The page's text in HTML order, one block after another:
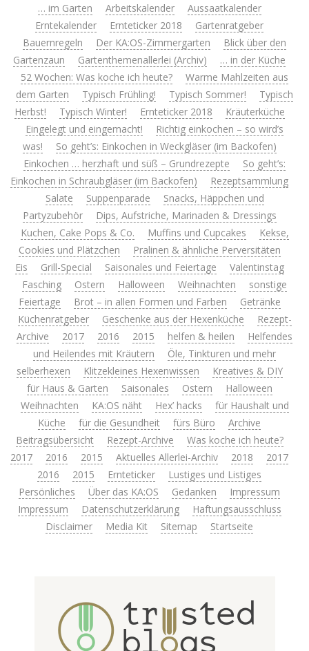
… im Garten
Arbeitskalender
Aussaatkalender
Erntekalender
Ernteticker 2018
Gartenratgeber
Bauernregeln
Der KA:OS-Zimmergarten
Blick über den
Gartenzaun
Gartenthemenallerlei (Archiv)
… in der Küche
52 Wochen: Was koche ich heute?
Warme Mahlzeiten aus
dem Garten
Typisch Frühling! Typisch Sommer!
Typisch
Herbst!
Typisch Winter! Ernteticker 2018
Kräuterküche
Eingelegt und eingemacht!
Richtig einkochen – so wird’s
was!
So geht’s: Einkochen in Weckgläser (im Backofen)
Einkochen … herzhaft und süß – Grundrezepte
So geht’s:
Einkochen in Schraubgläser (im Backofen)
Rezeptsammlung
Salate
Suppenparade
Snacks, Häppchen und
Partyzubehör
Dips, Aufstriche, Marinaden & Dressings
Kuchen, Cake Pops & Co.
Muffins und Cupcakes
Kekse,
Cookies und Plätzchen
Pralinen & ähnliche Perversitäten
Eis
Grill-Special Saisonales und Feiertage
Valentinstag
Fasching
Ostern Halloween Weihnachten
sonstige
Feiertage
Brot – in allen Formen und Farben
Getränke
Küchenratgeber
Geschenke aus der Hexenküche
Rezept-
Archive
2017 2016 2015 helfen & heilen
Helfendes
und Heilendes mit Kräutern
Öle, Tinkturen und mehr
selberhexen
Klitzekleines Hexenwissen
Kreatives & DIY
für Haus & Garten
Saisonales Ostern
Halloween
Weihnachten
KA:OS näht Hex’ hacks
für Haushalt und
Küche
für die Gesundheit fürs Büro
Archive
Beitragsübersicht
Rezept-Archive
Was koche ich heute?
2017
2016 2015 Aktuelles Allerlei-Archiv 2018
2017
2016
2015 Ernteticker
Lustiges und Listiges
Persönliches
Über das KA:OS Gedanken
Impressum
Impressum
Datenschutzerklärung
Haftungsausschluss
Disclaimer
Media Kit Sitemap Startseite